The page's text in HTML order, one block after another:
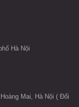
Hà Nội
Mai, Hà Nội ( Đối